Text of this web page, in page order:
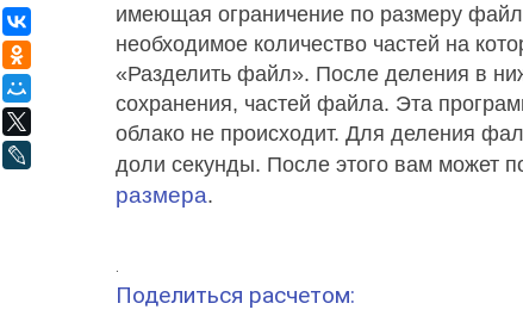
имеющая ограничение по размеру
необходимое количество частей на
«Разделить файл». После деления в
сохранения, частей файла. Эта
облако не происходит. Для деления
доли секунды. После этого вам может
размера.
Поделиться расчетом:
ВКонтакте
Одноклассники